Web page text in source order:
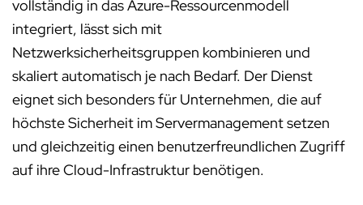
vollständig in das Azure-Ressourcenmodell
integriert, lässt sich mit
Netzwerksicherheitsgruppen kombinieren und
skaliert automatisch je nach Bedarf. Der Dienst
eignet sich besonders für Unternehmen, die auf
höchste Sicherheit im Servermanagement setzen
und gleichzeitig einen benutzerfreundlichen Zugriff
auf ihre Cloud-Infrastruktur benötigen.